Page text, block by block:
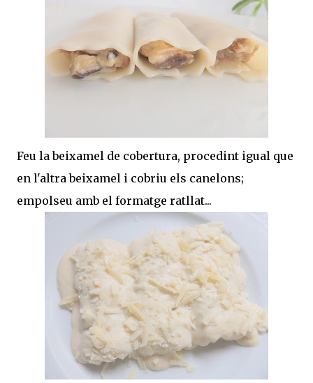
Feu la beixamel de cobertura, procedint igual que
en l'altra beixamel i cobriu els canelons;
empolseu amb el formatge ratllat...